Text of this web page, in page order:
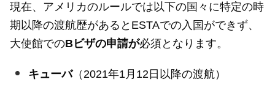
現在、アメリカのルールでは以下の国々に特定の時
期以降の渡航歴があるとESTAでの入国ができず、
大使館でのBビザの申請が必須となります。
キューバ（2021年1月12日以降の渡航）